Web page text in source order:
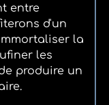
entre
d'un
la
les
produire un